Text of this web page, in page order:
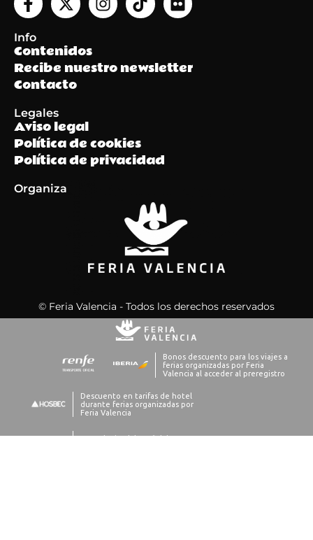
Info
Contenidos
Recibe nuestro newsletter
Contacto
Legales
Aviso legal
Política de cookies
Política de privacidad
Organiza
© Feria Valencia - Todos los derechos reservados